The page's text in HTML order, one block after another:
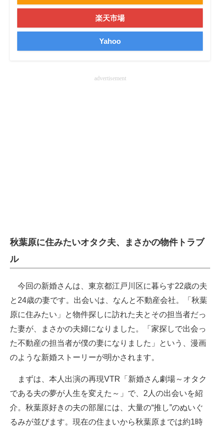
建設×テクノロジーの最前線楽天市場
Yahoo
advertisement
秋葉原に住みたいオタク夫、まさかの物件トラブ
ル
今回の新婚さんは、東京都江戸川区に暮らす22歳の夫
と24歳の妻です。出会いは、なんと不動産会社。「秋葉
原に住みたい」と物件探しに訪れた夫とその担当者だっ
た妻が、まさかの夫婦になりました。「家探しで出会っ
た不動産の担当者が僕の妻になりました」という、漫画
のような新婚ストーリーが明かされます。
まずは、本人出演の再現VTR「新婚さん劇場～オタク
である夫の夢が人生を変えた～」で、2人の出会いを紹
介。秋葉原好きの夫の部屋には、大量の“推し”のぬいぐ
るみが並びます。現在の住まいから秋葉原までは約1時